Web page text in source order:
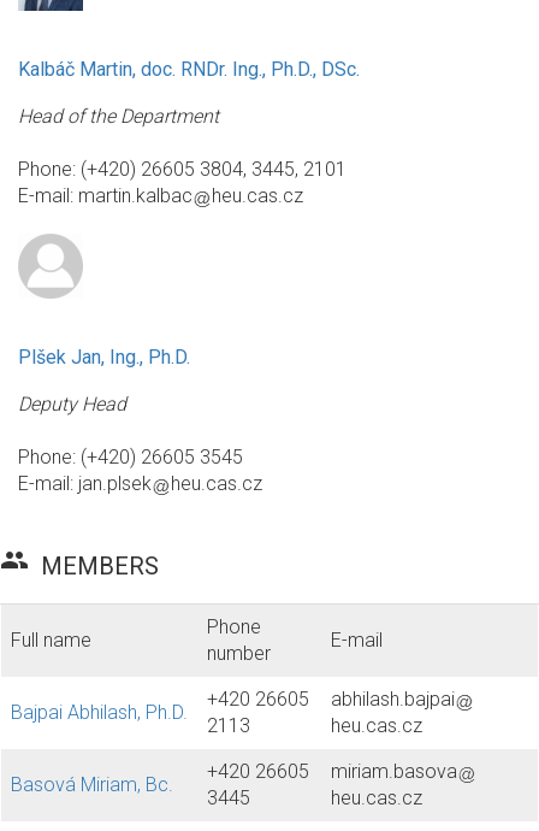
Kalbáč Martin, doc. RNDr. Ing., Ph.D., DSc.
Head of the Department
Phone: (+420) 26605 3804, 3445, 2101
E-mail: martin.kalbac heu.cas.cz
Plšek Jan, Ing., Ph.D.
Deputy Head
Phone: (+420) 26605 3545
E-mail: jan.plsek heu.cas.cz
group MEMBERS
Full name
Phone
number
E-mail
Bajpai Abhilash, Ph.D.
+420 26605
2113
abhilash.bajpai
heu.cas.cz
Basová Miriam, Bc.
+420 26605
3445
miriam.basova
heu.cas.cz